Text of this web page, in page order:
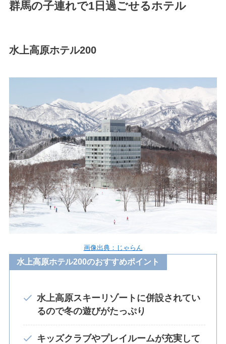
群馬の子連れで1日過ごせるホテル
水上高原ホテル200
画像出典：じゃらん
水上高原ホテル200のおすすめポイント
水上高原スキーリゾートに併設されてい
るので冬の遊びがたっぷり
キッズクラブやプレイルームが充実して